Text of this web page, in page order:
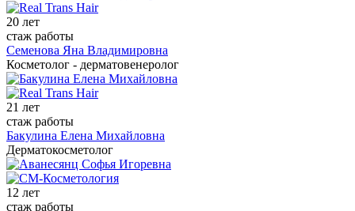
20 лет
стаж работы
Семенова Яна Владимировна
Косметолог - дерматовенеролог
21 лет
стаж работы
Бакулина Елена Михайловна
Дерматокосметолог
12 лет
стаж работы